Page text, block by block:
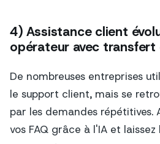
4) Assistance client
opérateur avec
De nombreuses entreprises
le support client, mais se
par les demandes répétitives.
vos FAQ grâce à l'IA et